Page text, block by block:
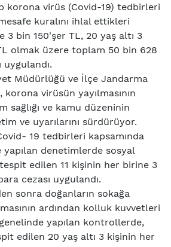
korona virüs (Covid-19) tedbirleri
kuralını ihlal ettikleri
3 bin 150'şer TL, 20 yaş altı 3
olmak üzere toplam 50 bin 628
Müdürlüğü ve İlçe Jandarma
korona virüsün yayılmasının
sağlığı ve kamu düzeninin
ve uyarılarını sürdürüyor.
19 tedbirleri kapsamında
denetimlerde sosyal
tespit edilen 11 kişinin her birine 3
cezası uygulandı.
sonra doğanların sokağa
ardından kolluk kuvvetleri
yapılan kontrollerde,
edilen 20 yaş altı 3 kişinin her